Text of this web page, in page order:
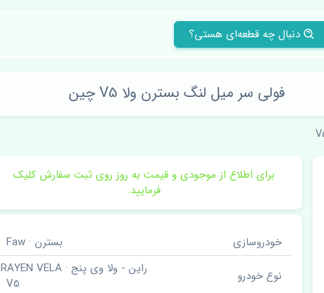
دنبال چه قطعه‌ای هستی؟
فولی سر میل لنگ بسترن ولا V5 چین
برای اطلاع از موجودی و قیمت به روز روی ثبت سفارش کلیک
فرمایید.
خودروسازی
بسترن · Faw
نوع خودرو
راین - ولا وی پنج · RAYEN VELA
V5